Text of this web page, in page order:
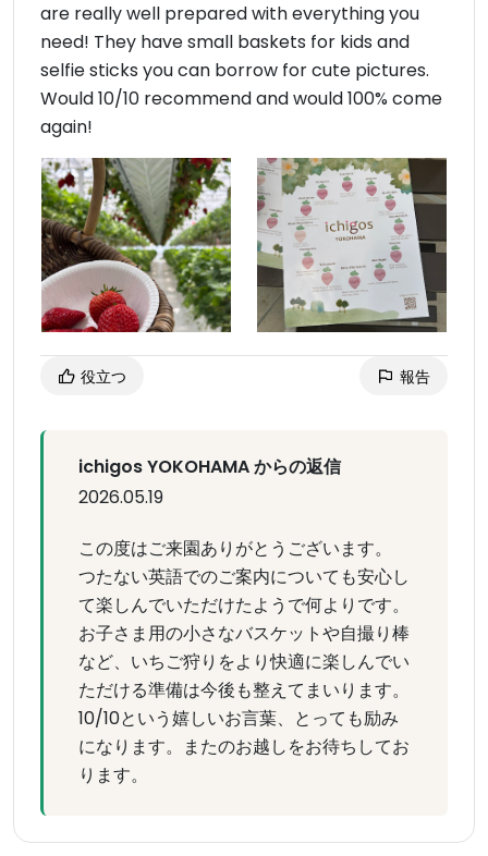
are really well prepared with everything you
need! They have small baskets for kids and
selfie sticks you can borrow for cute pictures.
Would 10/10 recommend and would 100% come
again!
役立つ 報告
ichigos YOKOHAMA からの返信
2026.05.19
この度はご来園ありがとうございます。
つたない英語でのご案内についても安心し
て楽しんでいただけたようで何よりです。
お子さま用の小さなバスケットや自撮り棒
など、いちご狩りをより快適に楽しんでい
ただける準備は今後も整えてまいります。
10/10という嬉しいお言葉、とっても励み
になります。またのお越しをお待ちしてお
ります。